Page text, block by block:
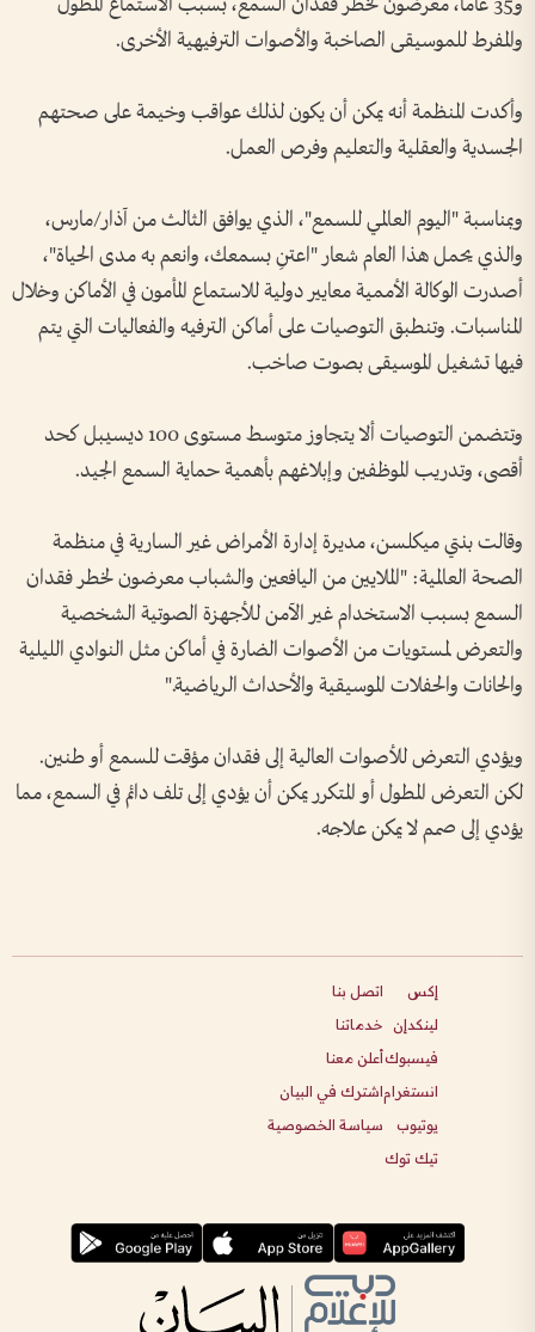
والمفرط للموسيقى الصاخبة والأصوات الترفيهية الأخرى.
وأكدت المنظمة أنه يمكن أن يكون لذلك عواقب وخيمة على صحتهم
الجسدية والعقلية والتعليم وفرص العمل.
وبمناسبة "اليوم العالمي للسمع"، الذي يوافق الثالث من آذار/مارس،
والذي يحمل هذا العام شعار "اعتنِ بسمعك، وانعم به مدى الحياة"،
أصدرت الوكالة الأممية معايير دولية للاستماع المأمون في الأماكن وخلال
المناسبات. وتنطبق التوصيات على أماكن الترفيه والفعاليات التي يتم
فيها تشغيل الموسيقى بصوت صاخب.
وتتضمن التوصيات ألا يتجاوز متوسط مستوى 100 ديسيبل كحد
أقصى، وتدريب الموظفين وإبلاغهم بأهمية حماية السمع الجيد.
وقالت بنتي ميكلسن، مديرة إدارة الأمراض غير السارية في منظمة
الصحة العالمية: "الملايين من اليافعين والشباب معرضون لخطر فقدان
السمع بسبب الاستخدام غير الآمن للأجهزة الصوتية الشخصية
والتعرض لمستويات من الأصوات الضارة في أماكن مثل النوادي الليلية
والحانات والحفلات الموسيقية والأحداث الرياضية."
ويؤدي التعرض للأصوات العالية إلى فقدان مؤقت للسمع أو طنين.
لكن التعرض المطول أو المتكرر يمكن أن يؤدي إلى تلف دائم في السمع، مما
يؤدي إلى صمم لا يمكن علاجه.
إكس
لينكدإن
فيسبوك
انستغرام
يوتيوب
تيك توك
اتصل بنا
خدماتنا
أعلن معنا
اشترك في البيان
سياسة الخصوصية